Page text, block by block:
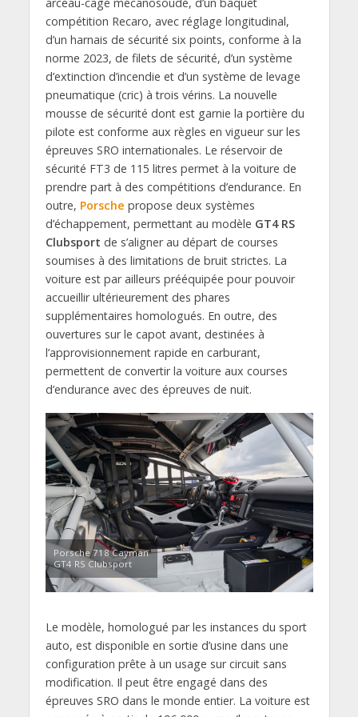
arceau-cage mécanosoudé, d’un baquet
compétition Recaro, avec réglage longitudinal,
d’un harnais de sécurité six points, conforme à la
norme 2023, de filets de sécurité, d’un système
d’extinction d’incendie et d’un système de levage
pneumatique (cric) à trois vérins. La nouvelle
mousse de sécurité dont est garnie la portière du
pilote est conforme aux règles en vigueur sur les
épreuves SRO internationales. Le réservoir de
sécurité FT3 de 115 litres permet à la voiture de
prendre part à des compétitions d’endurance. En
outre, Porsche propose deux systèmes
d’échappement, permettant au modèle GT4 RS
Clubsport de s’aligner au départ de courses
soumises à des limitations de bruit strictes. La
voiture est par ailleurs prééquipée pour pouvoir
accueillir ultérieurement des phares
supplémentaires homologués. En outre, des
ouvertures sur le capot avant, destinées à
l’approvisionnement rapide en carburant,
permettent de convertir la voiture aux courses
d’endurance avec des épreuves de nuit.
Porsche 718 Cayman
GT4 RS Clubsport
Le modèle, homologué par les instances du sport
auto, est disponible en sortie d’usine dans une
configuration prête à un usage sur circuit sans
modification. Il peut être engagé dans des
épreuves SRO dans le monde entier. La voiture est